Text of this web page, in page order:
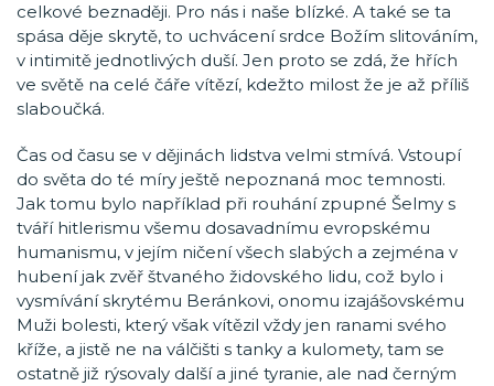
celkové beznaději. Pro nás i naše blízké. A také se ta
spása děje skrytě, to uchvácení srdce Božím slitováním,
v intimitě jednotlivých duší. Jen proto se zdá, že hřích
ve světě na celé čáře vítězí, kdežto milost že je až příliš
slaboučká.
Čas od času se v dějinách lidstva velmi stmívá. Vstoupí
do světa do té míry ještě nepoznaná moc temnosti.
Jak tomu bylo například při rouhání zpupné Šelmy s
tváří hitlerismu všemu dosavadnímu evropskému
humanismu, v jejím ničení všech slabých a zejména v
hubení jak zvěř štvaného židovského lidu, což bylo i
vysmívání skrytému Beránkovi, onomu izajášovskému
Muži bolesti, který však vítězil vždy jen ranami svého
kříže, a jistě ne na válčišti s tanky a kulomety, tam se
ostatně již rýsovaly další a jiné tyranie, ale nad černým